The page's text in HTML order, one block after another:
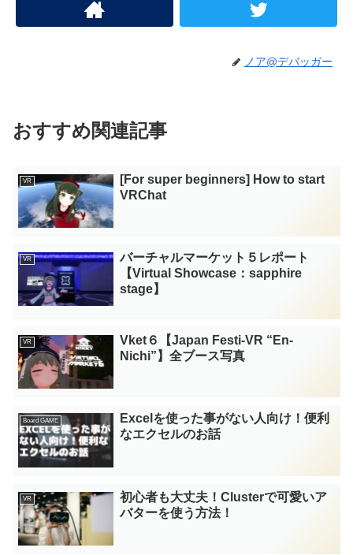
ノア@デバッガー
おすすめ関連記事
VR
[For super beginners] How to start
VRChat
VR
バーチャルマーケット５レポート
【Virtual Showcase：sapphire
stage】
VR
Vket６【Japan Festi-VR “En-
Nichi”】全ブース写真
Board GAME
Excelを使った事がない人向け！便利
なエクセルのお話
VR
初心者も大丈夫！Clusterで可愛いア
バターを使う方法！